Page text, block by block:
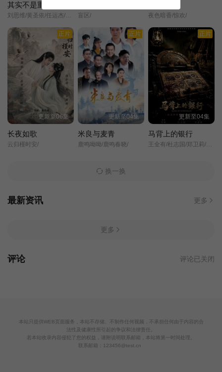
其实不是重逢
刘思维/黄圣依/任运杰/金子璇/吴添豪/王欣政/刘佳烨/刘允儿/ 盲区/ 夜色暗香/惊欢/
正片
更新至06集
长夜如歌
云归槿时安/
正片
更新至04集
米良与麦青
鹿鸣呦呦/鹿鸣春晓/
正片
更新至04集
马背上的银行
王全有/杜志国/郑卫莉/周舟/姬晓飞/王芳政/郭烁杰/阎妮/
换一换
最新资讯 更多
更多
评论 评论已关闭
本站只提供WEB页面服务，本站不存储、不制作任何视频，不承担任何由于内容的合
法性及健康性所引起的争议和法律责任。
若本站收录内容侵犯了您的权益，请附说明联系邮箱，本站将第一时间处理。
联系邮箱：123456@test.cn